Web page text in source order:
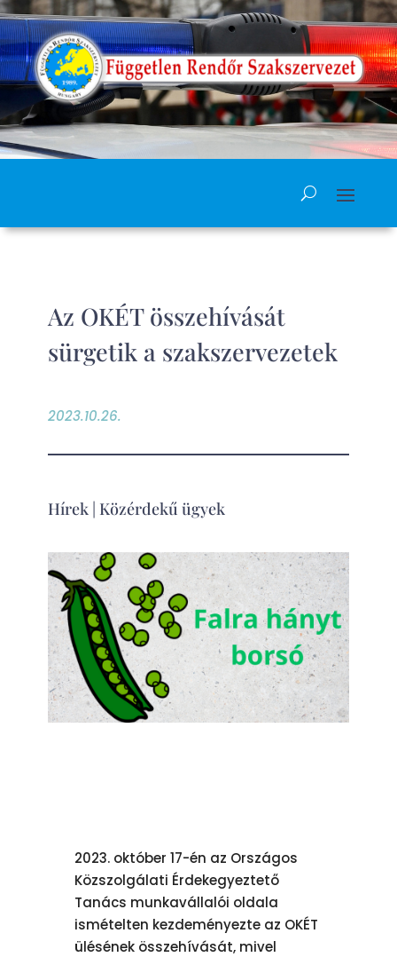
Az OKÉT összehívását
sürgetik a szakszervezetek
2023.10.26.
Hírek| Közérdekű ügyek
2023. október 17-én az Országos
Közszolgálati Érdekegyeztető
Tanács munkavállalói oldala
ismételten kezdeményezte az OKÉT
ülésének összehívását, mivel